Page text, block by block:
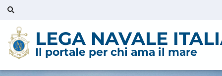
LEGA NAVALE
Il portale per chi ama il mare